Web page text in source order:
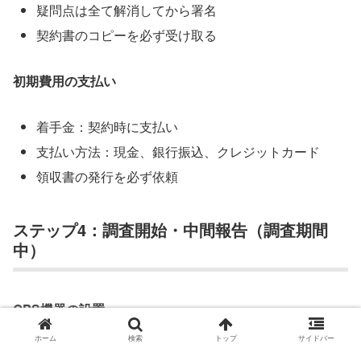
疑問点は全て解消してから署名
契約書のコピーを必ず受け取る
初期費用の支払い
着手金：契約時に支払い
支払い方法：現金、銀行振込、クレジットカード
領収書の発行を必ず依頼
ステップ4：調査開始・中間報告（調査期間
中）
GPS機器の設置
ホーム 検索 トップ サイドバー